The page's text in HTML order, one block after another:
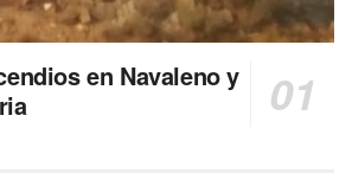
en Navaleno y